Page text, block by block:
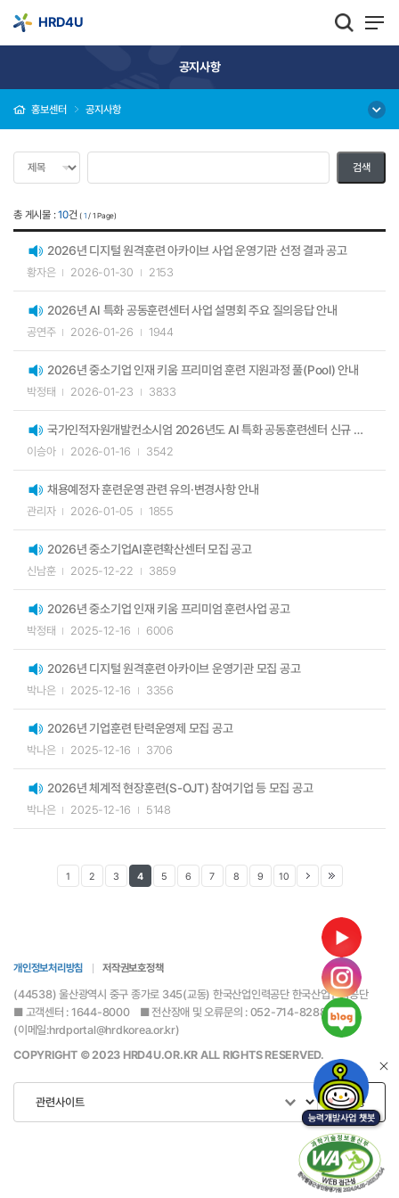
HRD4U
공지사항
홍보센터 공지사항
총 게시물 :10건 (1 / 1 Page)
2026년 디지털 원격훈련 아카이브 사업 운영기관 선정 결과 공고
황자은 2026-01-30 2153
2026년 AI 특화 공동훈련센터 사업 설명회 주요 질의응답 안내
공연주 2026-01-26 1944
2026년 중소기업 인재 키움 프리미엄 훈련 지원과정 풀(Pool) 안내
박정태 2026-01-23 3833
국가인적자원개발컨소시엄 2026년도 AI 특화 공동훈련센터 신규 모집 공고
이승아 2026-01-16 3542
채용예정자 훈련운영 관련 유의·변경사항 안내
관리자 2026-01-05 1855
2026년 중소기업AI훈련확산센터 모집 공고
신남훈 2025-12-22 3859
2026년 중소기업 인재 키움 프리미엄 훈련사업 공고
박정태 2025-12-16 6006
2026년 디지털 원격훈련 아카이브 운영기관 모집 공고
박나은 2025-12-16 3356
2026년 기업훈련 탄력운영제 모집 공고
박나은 2025-12-16 3706
2026년 체계적 현장훈련(S-OJT) 참여기업 등 모집 공고
박나은 2025-12-16 5148
1 2 3 4 5 6 7 8 9 10
개인정보처리방침 저작권보호정책
(44538) 울산광역시 중구 종가로 345(교동) 한국산업인력공단 한국산업인력공단
■ 고객센터 : 1644-8000 ■ 전산장애 및 오류문의 : 052-714-8288
(이메일:hrdportal@hrdkorea.or.kr)
COPYRIGHT © 2023 HRD4U.OR.KR ALL RIGHTS RESERVED.
이동